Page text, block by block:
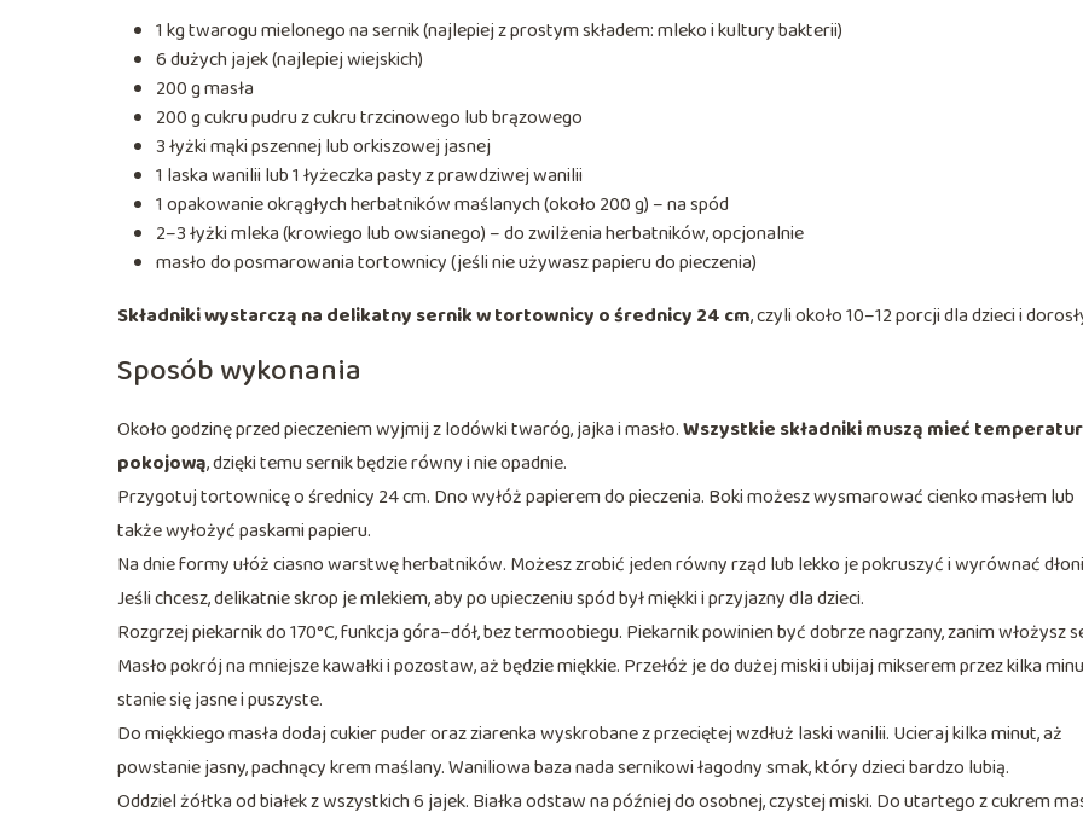
1 kg twarogu mielonego na sernik (najlepiej z prostym składem: mleko i kultury bakterii)
6 dużych jajek (najlepiej wiejskich)
200 g masła
200 g cukru pudru z cukru trzcinowego lub brązowego
3 łyżki mąki pszennej lub orkiszowej jasnej
1 laska wanilii lub 1 łyżeczka pasty z prawdziwej wanilii
1 opakowanie okrągłych herbatników maślanych (około 200 g) – na spód
2–3 łyżki mleka (krowiego lub owsianego) – do zwilżenia herbatników, opcjonalnie
masło do posmarowania tortownicy (jeśli nie używasz papieru do pieczenia)
Składniki wystarczą na delikatny sernik w tortownicy o średnicy 24 cm, czyli około 10–12 porcji dla dzieci i
Sposób wykonania
Około godzinę przed pieczeniem wyjmij z lodówki twaróg, jajka i masło.Wszystkie składniki muszą mieć
pokojową, dzięki temu sernik będzie równy i nie opadnie.
Przygotuj tortownicę o średnicy 24 cm. Dno wyłóż papierem do pieczenia. Boki możesz wysmarować cienko masłem lub
także wyłożyć paskami papieru.
Na dnie formy ułóż ciasno warstwę herbatników. Możesz zrobić jeden równy rząd lub lekko je pokruszyć i wyrównać
Jeśli chcesz, delikatnie skrop je mlekiem, aby po upieczeniu spód był miękki i przyjazny dla dzieci.
Rozgrzej piekarnik do 170°C, funkcja góra–dół, bez termoobiegu. Piekarnik powinien być dobrze nagrzany, zanim włożysz
Masło pokrój na mniejsze kawałki i pozostaw, aż będzie miękkie. Przełóż je do dużej miski i ubijaj mikserem przez kilka
stanie się jasne i puszyste.
Do miękkiego masła dodaj cukier puder oraz ziarenka wyskrobane z przeciętej wzdłuż laski wanilii. Ucieraj kilka minut, aż
powstanie jasny, pachnący krem maślany. Waniliowa baza nada sernikowi łagodny smak, który dzieci bardzo lubią.
Oddziel żółtka od białek z wszystkich 6 jajek. Białka odstaw na później do osobnej, czystej miski. Do utartego z cukrem